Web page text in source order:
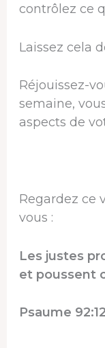
contrôlez ce
Laissez cela
Réjouissez-
semaine,
aspects de
Regardez ce
vous :
Les justes
et poussent
Psaume